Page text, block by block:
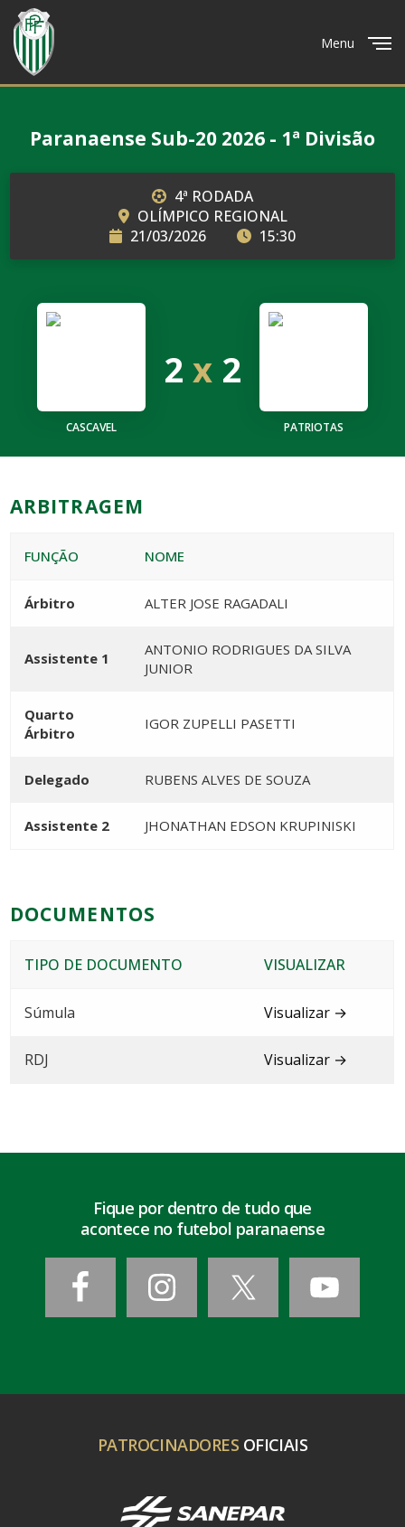
Menu
Paranaense Sub-20 2026 - 1ª Divisão
4ª RODADA
OLÍMPICO REGIONAL
21/03/2026
15:30
CASCAVEL
2 x 2
PATRIOTAS
ARBITRAGEM
FUNÇÃO NOME
Árbitro ALTER JOSE RAGADALI
Assistente 1
ANTONIO RODRIGUES DA SILVA
JUNIOR
Quarto
Árbitro
IGOR ZUPELLI PASETTI
Delegado RUBENS ALVES DE SOUZA
Assistente 2 JHONATHAN EDSON KRUPINISKI
DOCUMENTOS
TIPO DE DOCUMENTO VISUALIZAR
Súmula Visualizar →
RDJ Visualizar →
Fique por dentro de tudo que
acontece no futebol paranaense
PATROCINADORES OFICIAIS